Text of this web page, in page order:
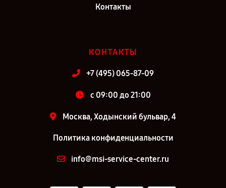
Контакты
КОНТАКТЫ
+7 (495) 065-87-09
c 09:00 до 21:00
Москва, Ходынский бульвар, 4
Политика конфиденциальности
info@msi-service-center.ru